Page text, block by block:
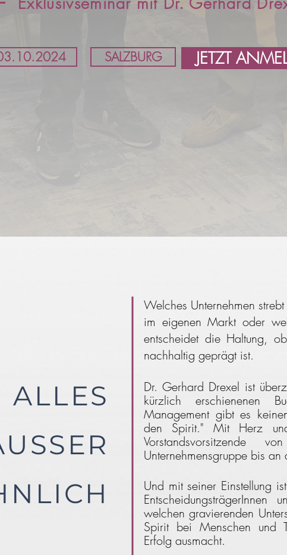
SALZBURG JETZT
Welches Unternehmen
im eigenen Markt oder
entscheidet die Haltung,
nachhaltig geprägt ist.
Dr. Gerhard Drexel ist
kürzlich erschienenen
Management gibt es
den Spirit." Mit Herz
Vorstandsvorsitzende
Unternehmensgruppe bis an
Und mit seiner Einstellung
EntscheidungsträgerInnen
welchen gravierenden
Spirit bei Menschen und
Erfolg ausmacht.
ALLES